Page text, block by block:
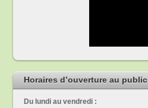
Horaires d’ouverture au public
Du lundi au vendredi :